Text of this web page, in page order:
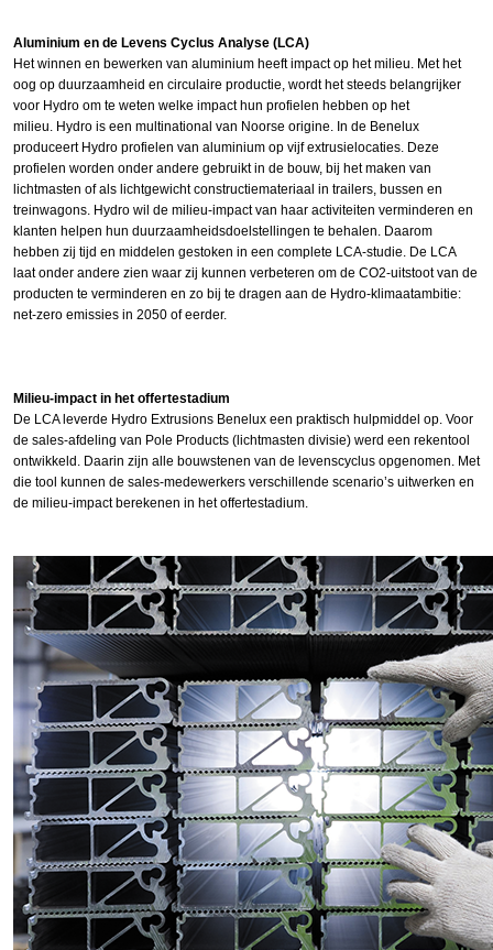
Aluminium en de Levens Cyclus Analyse (LCA)
Het winnen en bewerken van aluminium heeft impact op het milieu. Met het
oog op duurzaamheid en circulaire productie, wordt het steeds belangrijker
voor Hydro om te weten welke impact hun profielen hebben op het
milieu. Hydro is een multinational van Noorse origine. In de Benelux
produceert Hydro profielen van aluminium op vijf extrusielocaties. Deze
profielen worden onder andere gebruikt in de bouw, bij het maken van
lichtmasten of als lichtgewicht constructiemateriaal in trailers, bussen en
treinwagons. Hydro wil de milieu-impact van haar activiteiten verminderen en
klanten helpen hun duurzaamheidsdoelstellingen te behalen. Daarom
hebben zij tijd en middelen gestoken in een complete LCA-studie. De LCA
laat onder andere zien waar zij kunnen verbeteren om de CO2-uitstoot van de
producten te verminderen en zo bij te dragen aan de Hydro-klimaatambitie:
net-zero emissies in 2050 of eerder.
Milieu-impact in het offertestadium
De LCA leverde Hydro Extrusions Benelux een praktisch hulpmiddel op. Voor
de sales-afdeling van Pole Products (lichtmasten divisie) werd een rekentool
ontwikkeld. Daarin zijn alle bouwstenen van de levenscyclus opgenomen. Met
die tool kunnen de sales-medewerkers verschillende scenario’s uitwerken en
de milieu-impact berekenen in het offertestadium.